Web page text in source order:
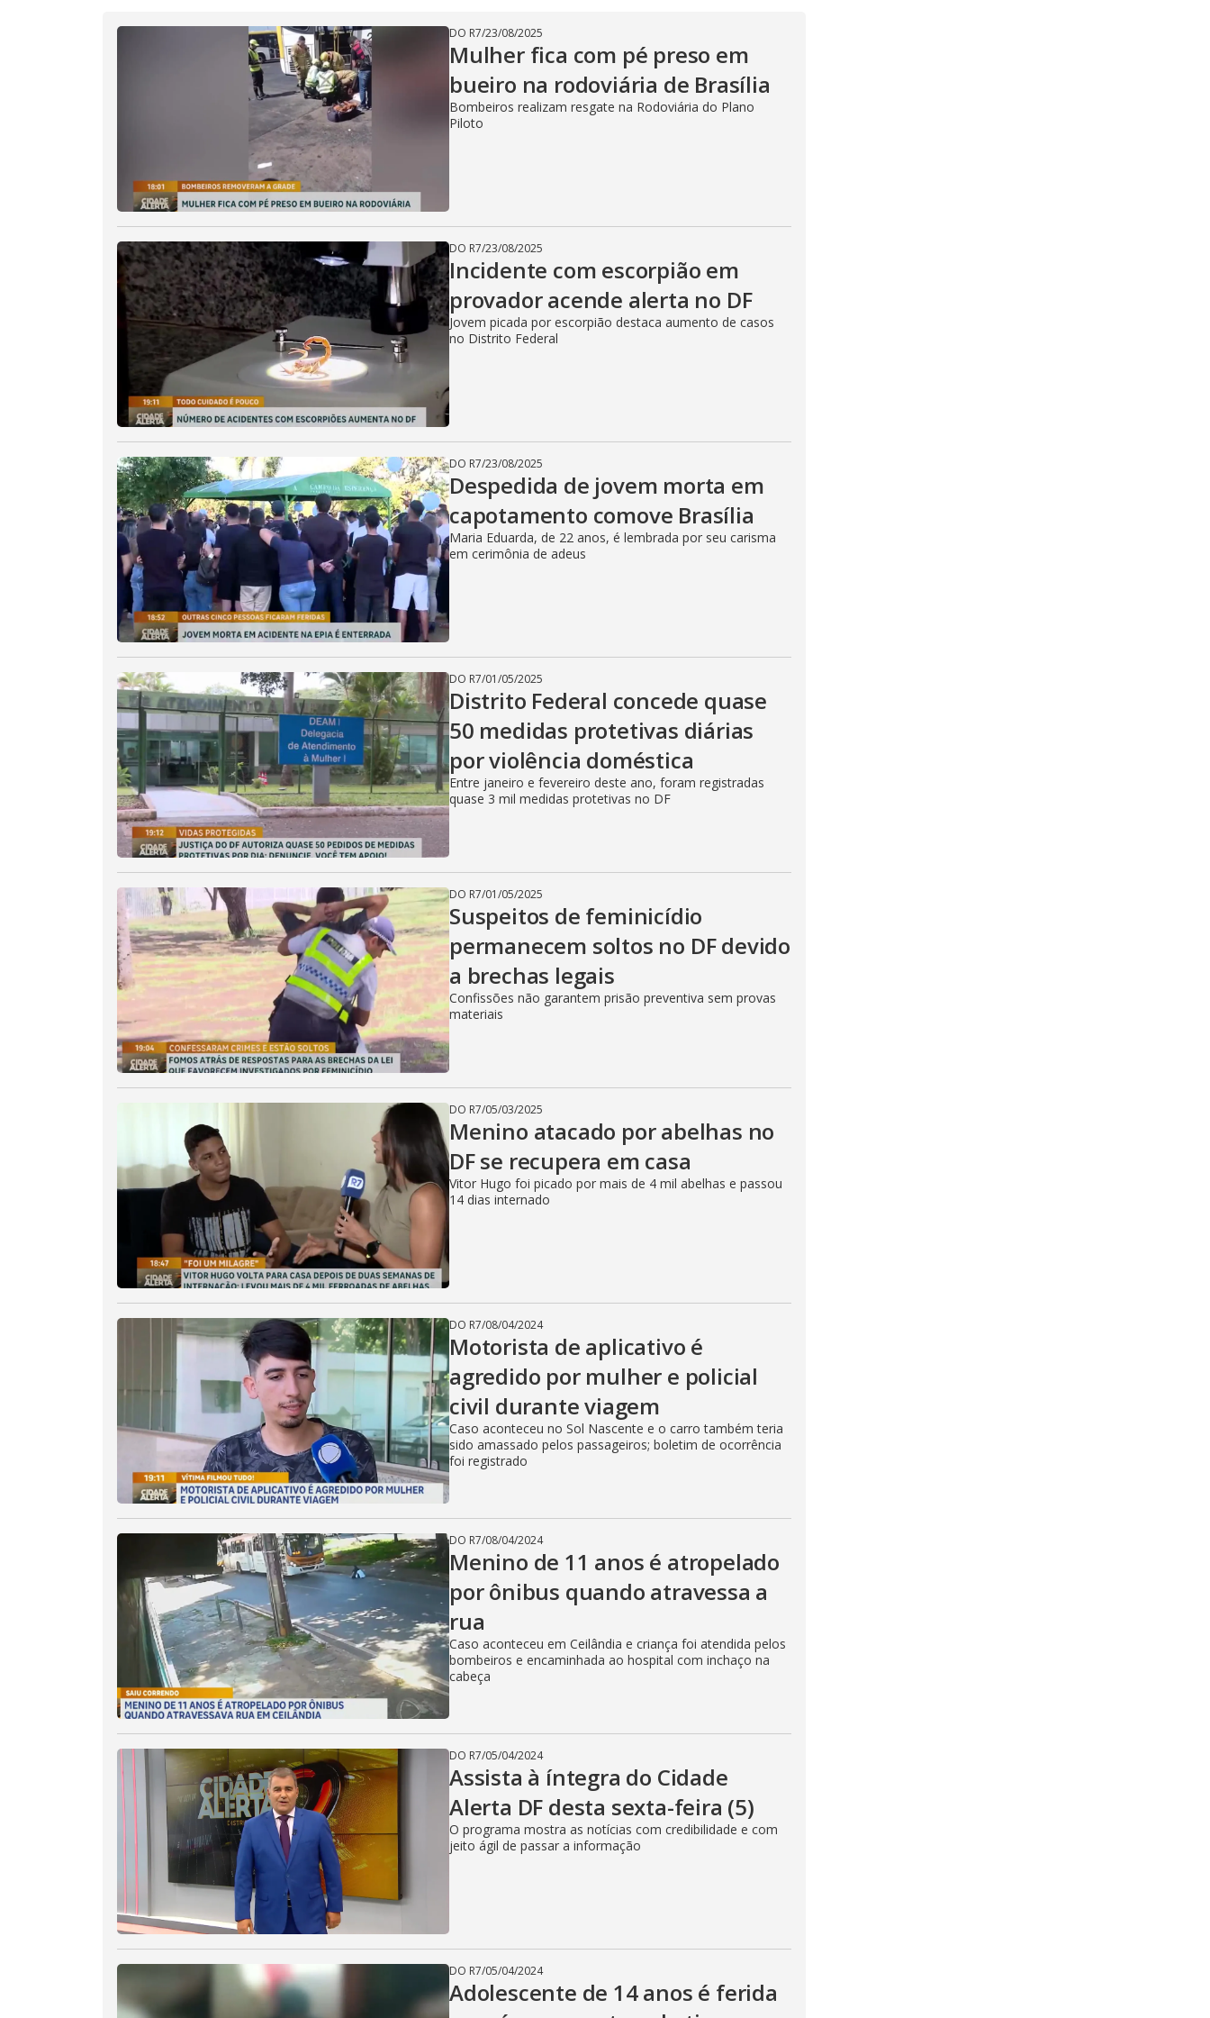
i
d
e
o
DO R7/23/08/2025
Mulher fica com pé preso em
bueiro na rodoviária de Brasília
Bombeiros realizam resgate na Rodoviária do Plano
Piloto
DO R7/23/08/2025
Incidente com escorpião em
provador acende alerta no DF
Jovem picada por escorpião destaca aumento de casos
no Distrito Federal
DO R7/23/08/2025
Despedida de jovem morta em
capotamento comove Brasília
Maria Eduarda, de 22 anos, é lembrada por seu carisma
em cerimônia de adeus
DO R7/01/05/2025
Distrito Federal concede quase
50 medidas protetivas diárias
por violência doméstica
Entre janeiro e fevereiro deste ano, foram registradas
quase 3 mil medidas protetivas no DF
DO R7/01/05/2025
Suspeitos de feminicídio
permanecem soltos no DF devido
a brechas legais
Confissões não garantem prisão preventiva sem provas
materiais
DO R7/05/03/2025
Menino atacado por abelhas no
DF se recupera em casa
Vitor Hugo foi picado por mais de 4 mil abelhas e passou
14 dias internado
DO R7/08/04/2024
Motorista de aplicativo é
agredido por mulher e policial
civil durante viagem
Caso aconteceu no Sol Nascente e o carro também teria
sido amassado pelos passageiros; boletim de ocorrência
foi registrado
DO R7/08/04/2024
Menino de 11 anos é atropelado
por ônibus quando atravessa a
rua
Caso aconteceu em Ceilândia e criança foi atendida pelos
bombeiros e encaminhada ao hospital com inchaço na
cabeça
DO R7/05/04/2024
Assista à íntegra do Cidade
Alerta DF desta sexta-feira (5)
O programa mostra as notícias com credibilidade e com
jeito ágil de passar a informação
DO R7/05/04/2024
Adolescente de 14 anos é ferida